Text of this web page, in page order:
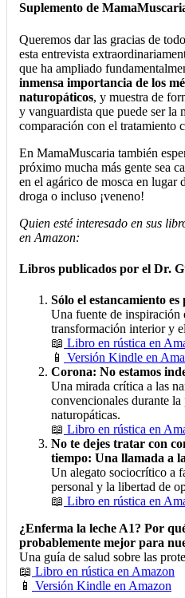
Suplemento de
Queremos dar las gracias de
esta entrevista
que ha ampliado
inmensa importancia de los
naturopáticos, y muestra de
y vanguardista que puede ser la
comparación con el tratamiento
En MamaMuscaria también
próximo mucha más gente sea
en el agárico de mosca en lugar
droga o incluso ¡veneno!
Quien esté interesado en sus
en Amazon:
Libros publicados por el Dr.
Sólo el estancamiento
Una fuente de
transformación interior y
📖 Libro en rústica en
📱 Versión Kindle en
Corona: No estamos
Una mirada crítica a las
convencionales durante
naturopáticas.
📖 Libro en rústica en
No te dejes tratar con
tiempo: Una llamada a
Un alegato sociocrítico a
personal y la libertad de
📖 Libro en rústica en
¿Enferma la leche A1? Por
probablemente mejor para
Una guía de salud sobre las
📖 Libro en rústica en Amazon
📱 Versión Kindle en Amazon